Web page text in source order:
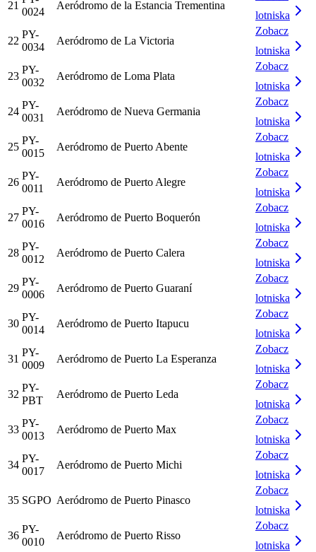
21
0024
Aeródromo de la Estancia Trementina
lotniska
22
PY-
0034
Aeródromo de La Victoria
Zobacz
lotniska
23
PY-
0032
Aeródromo de Loma Plata
Zobacz
lotniska
24
PY-
0031
Aeródromo de Nueva Germania
Zobacz
lotniska
25
PY-
0015
Aeródromo de Puerto Abente
Zobacz
lotniska
26
PY-
0011
Aeródromo de Puerto Alegre
Zobacz
lotniska
27
PY-
0016
Aeródromo de Puerto Boquerón
Zobacz
lotniska
28
PY-
0012
Aeródromo de Puerto Calera
Zobacz
lotniska
29
PY-
0006
Aeródromo de Puerto Guaraní
Zobacz
lotniska
30
PY-
0014
Aeródromo de Puerto Itapucu
Zobacz
lotniska
31
PY-
0009
Aeródromo de Puerto La Esperanza
Zobacz
lotniska
32
PY-
PBT
Aeródromo de Puerto Leda
Zobacz
lotniska
33
PY-
0013
Aeródromo de Puerto Max
Zobacz
lotniska
34
PY-
0017
Aeródromo de Puerto Michi
Zobacz
lotniska
35 SGPO Aeródromo de Puerto Pinasco
Zobacz
lotniska
36
PY-
0010
Aeródromo de Puerto Risso
Zobacz
lotniska